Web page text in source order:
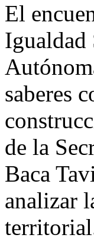
El
Igualdad
saberes
de la
Baca
analizar